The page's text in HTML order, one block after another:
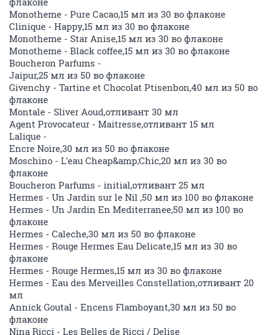
Monotheme - Pure Cacao,15 мл из 30 во флаконе
Clinique - Happy,15 мл из 30 во флаконе
Monotheme - Star Anise,15 мл из 30 во флаконе
Monotheme - Black coffee,15 мл из 30 во флаконе
Boucheron Parfums -
Jaipur,25 мл из 50 во флаконе
Givenchy - Tartine et Chocolat Ptisenbon,40 мл из 50 во
флаконе
Montale - Sliver Aoud,отливант 30 мл
Agent Provocateur - Maitresse,отливант 15 мл
Lalique -
Encre Noire,30 мл из 50 во флаконе
Moschino - L'eau Cheap&amp;Chic,20 мл из 30 во
флаконе
Boucheron Parfums - initial,отливант 25 мл
Hermes - Un Jardin sur le Nil ,50 мл из 100 во флаконе
Hermes - Un Jardin En Mediterranee,50 мл из 100 во
флаконе
Hermes - Caleche,30 мл из 50 во флаконе
Hermes - Rouge Hermes Eau Delicate,15 мл из 30 во
флаконе
Hermes - Rouge Hermes,15 мл из 30 во флаконе
Hermes - Eau des Merveilles Constellation,отливант 20
мл
Annick Goutal - Encens Flamboyant,30 мл из 50 во
флаконе
Nina Ricci - Les Belles de Ricci / Delise